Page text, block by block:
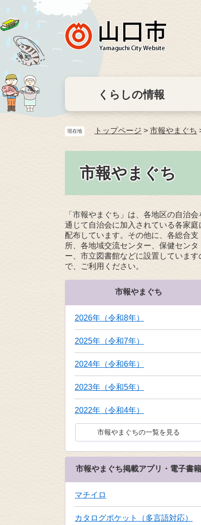
くらしの情報
現在地 トップページ > 市報やまぐち
市報やまぐち
「市報やまぐち」は、各地区の自治会
通じて自治会に加入されている各家庭
配布しています。その他に、各総合支
所、各地域交流センター、保健センタ
ー、市立図書館などに設置しています
で、ご利用ください。
市報やまぐち
2026年（令和8年）
2025年（令和7年）
2024年（令和6年）
2023年（令和5年）
2022年（令和4年）
市報やまぐちの一覧を見る
市報やまぐち掲載アプリ・電子書籍
マチイロ
カタログポケット（多言語対応）